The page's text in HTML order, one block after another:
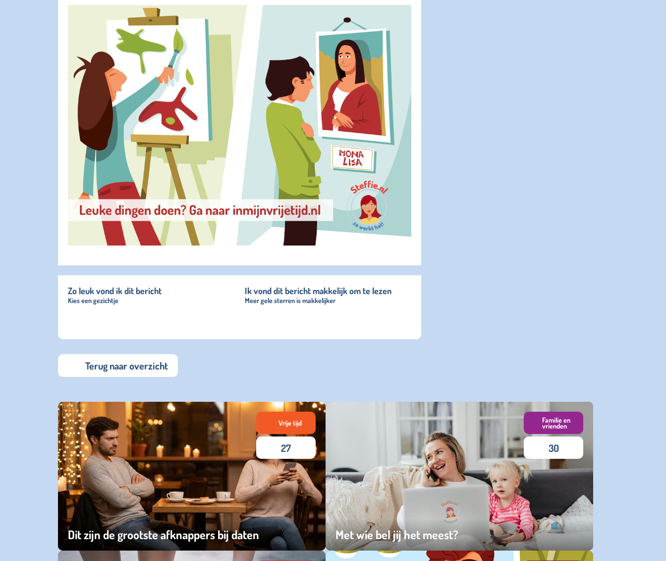
Zo leuk vond ik dit bericht
Kies een gezichtje
Ik vond dit bericht makkelijk om te lezen
Meer gele sterren is makkelijker
Terug naar overzicht
Dit zijn de grootste afknappers bij daten
zondag 15 maart 2026
Vrije tijd
27
Met wie bel jij het meest?
zondag 11 januari 2026
Familie en
vrienden
30